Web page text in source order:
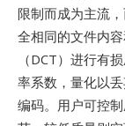
限制而成为主流
全相同的文件内
（DCT）进行有
率系数，量化以
编码。用户可控